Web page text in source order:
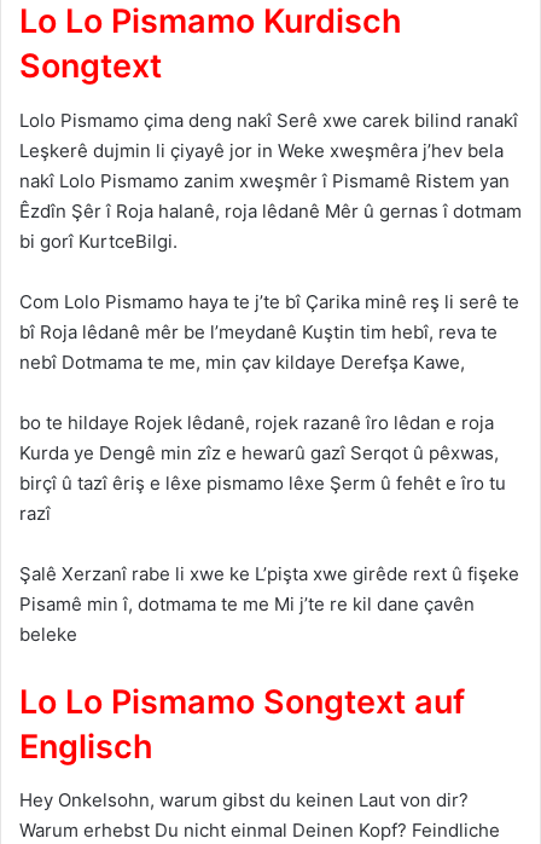
Lo Lo Pismamo Kurdisch
Songtext
Lolo Pismamo çima deng nakî Serê xwe carek bilind ranakî
Leşkerê dujmin li çiyayê jor in Weke xweşmêra j’hev bela
nakî Lolo Pismamo zanim xweşmêr î Pismamê Ristem yan
Êzdîn Şêr î Roja halanê, roja lêdanê Mêr û gernas î dotmam
bi gorî KurtceBilgi.
Com Lolo Pismamo haya te j’te bî Çarika minê reş li serê te
bî Roja lêdanê mêr be l’meydanê Kuştin tim hebî, reva te
nebî Dotmama te me, min çav kildaye Derefşa Kawe,
bo te hildaye Rojek lêdanê, rojek razanê îro lêdan e roja
Kurda ye Dengê min zîz e hewarû gazî Serqot û pêxwas,
birçî û tazî êriş e lêxe pismamo lêxe Şerm û fehêt e îro tu
razî
Şalê Xerzanî rabe li xwe ke L’pişta xwe girêde rext û fişeke
Pisamê min î, dotmama te me Mi j’te re kil dane çavên
beleke
Lo Lo Pismamo Songtext auf
Englisch
Hey Onkelsohn, warum gibst du keinen Laut von dir?
Warum erhebst Du nicht einmal Deinen Kopf? Feindliche